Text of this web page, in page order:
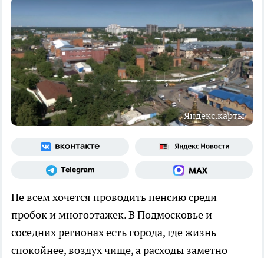
Яндекс.карты
Не всем хочется проводить пенсию среди
пробок и многоэтажек. В Подмосковье и
соседних регионах есть города, где жизнь
спокойнее, воздух чище, а расходы заметно